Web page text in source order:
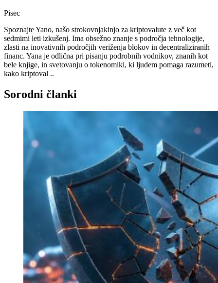
Pisec
Spoznajte Yano, našo strokovnjakinjo za kriptovalute z več kot
sedmimi leti izkušenj. Ima obsežno znanje s področja tehnologije,
zlasti na inovativnih področjih veriženja blokov in decentraliziranih
financ. Yana je odlična pri pisanju podrobnih vodnikov, znanih kot
bele knjige, in svetovanju o tokenomiki, ki ljudem pomaga razumeti,
kako kriptoval ..
Sorodni članki